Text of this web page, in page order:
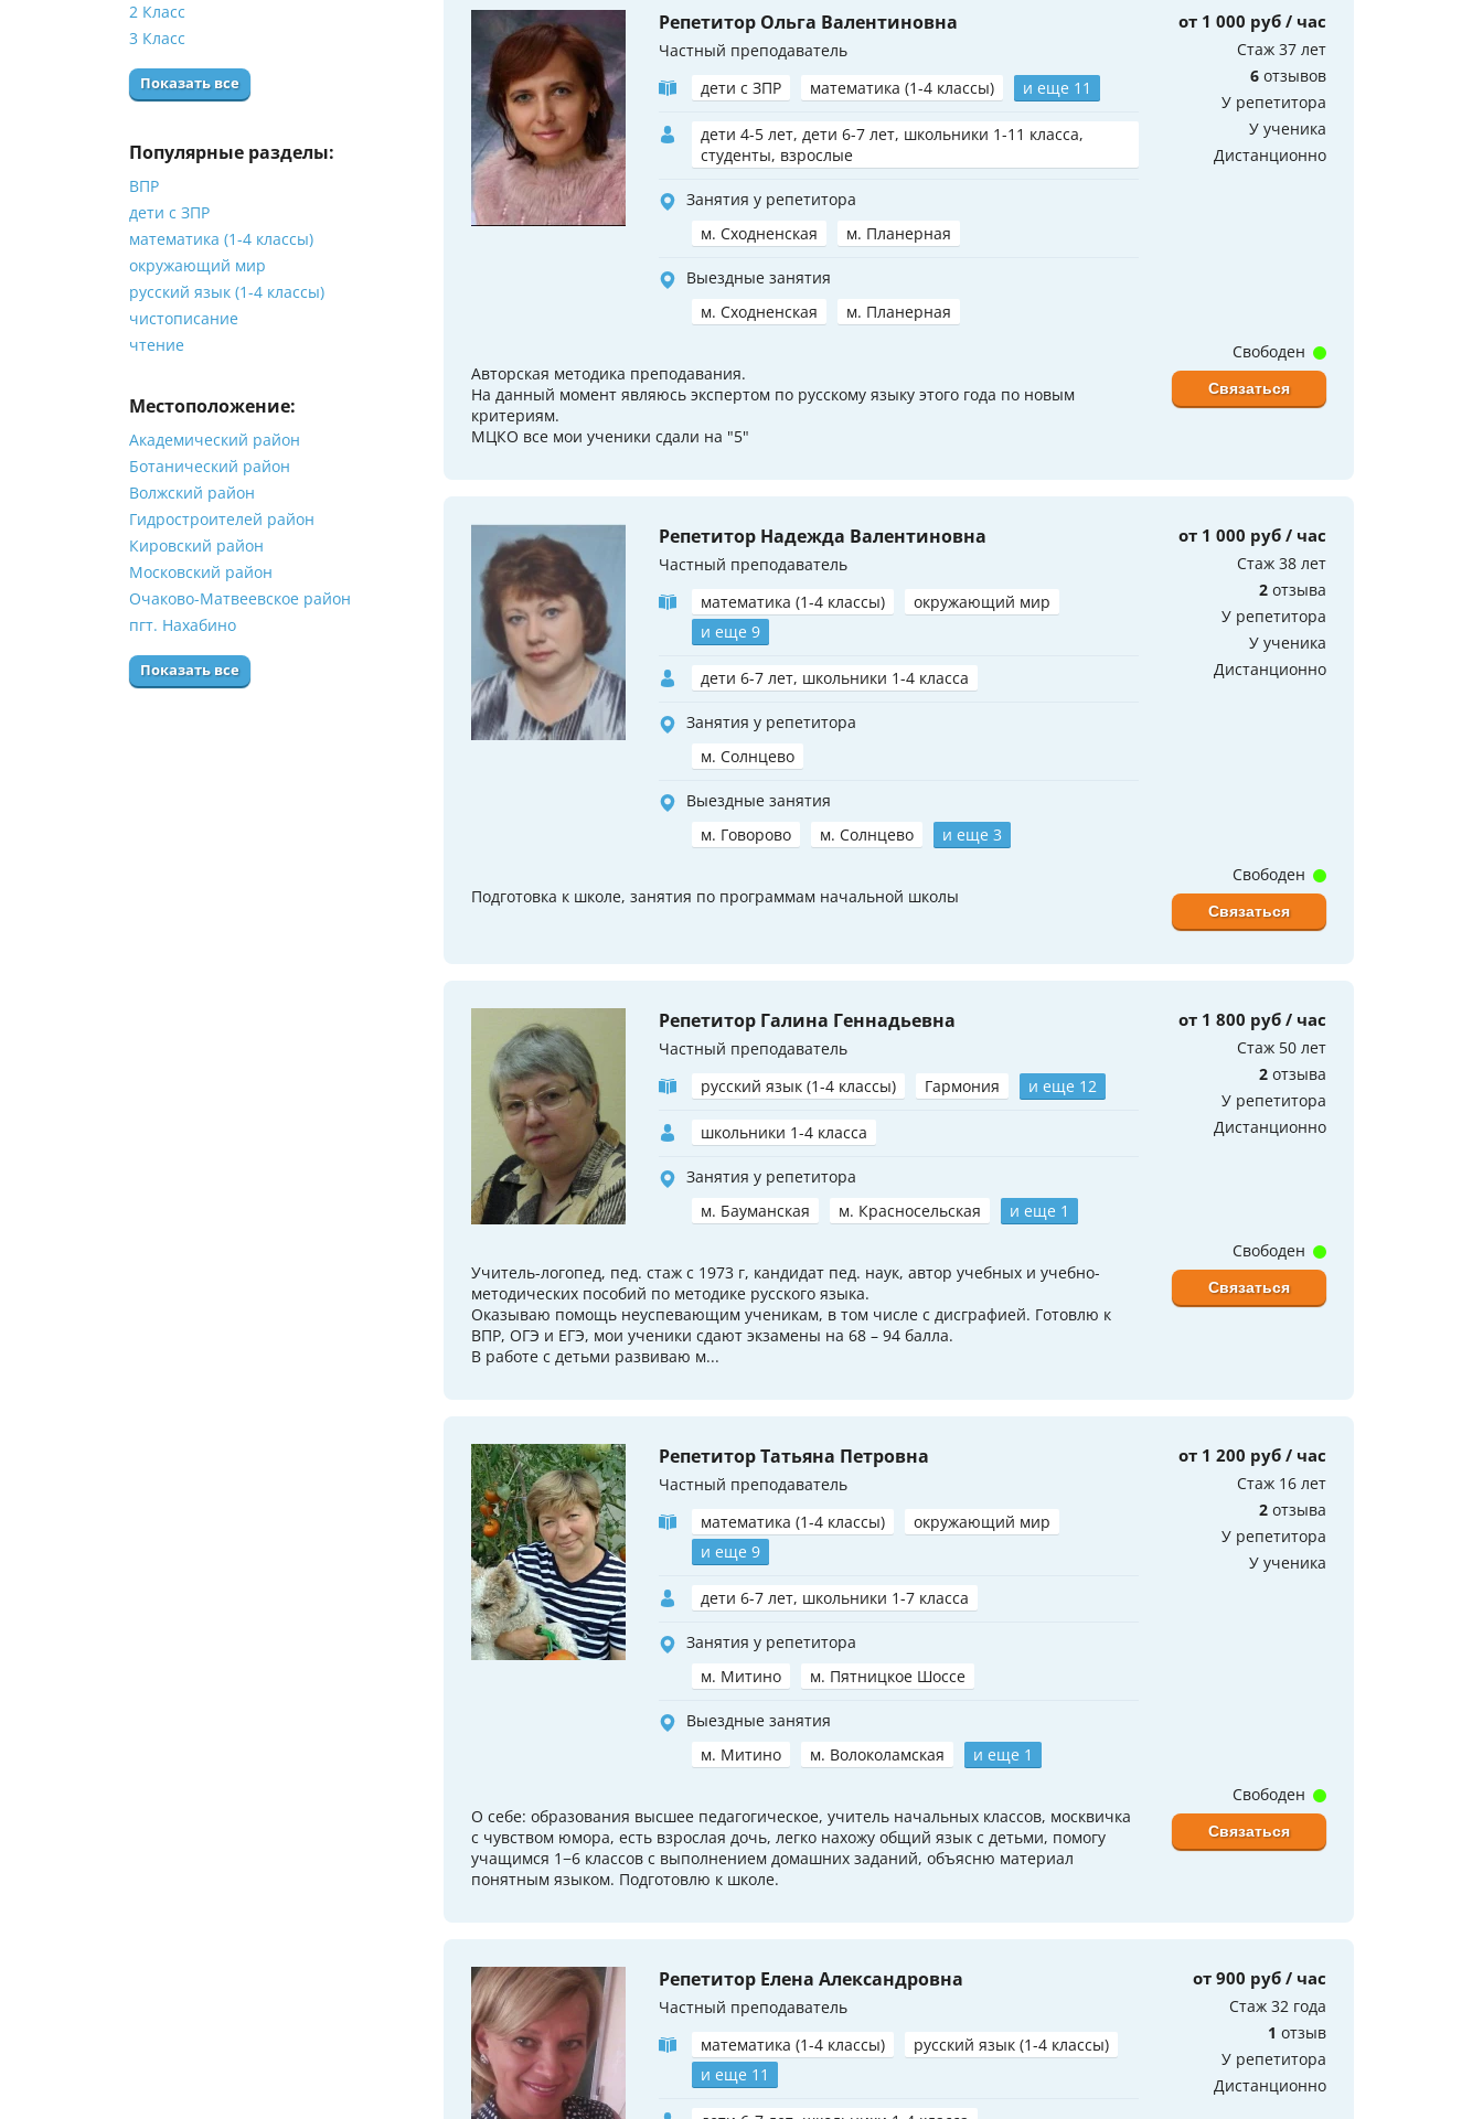
2 Класс
3 Класс
Показать все
Популярные разделы:
ВПР
дети с ЗПР
математика (1-4 классы)
окружающий мир
русский язык (1-4 классы)
чистописание
чтение
Местоположение:
Академический район
Ботанический район
Волжский район
Гидростроителей район
Кировский район
Московский район
Очаково-Матвеевское район
пгт. Нахабино
Показать все
Репетитор Ольга Валентиновна
Частный преподаватель
дети с ЗПР
математика (1-4 классы) и еще 11
дети 4-5 лет, дети 6-7 лет, школьники 1-11 класса,
студенты, взрослые
Занятия у репетитора
м. Сходненская
м. Планерная
Выездные занятия
м. Сходненская
м. Планерная
от 1 000 руб / час
Стаж 37 лет
6 отзывов
У репетитора
У ученика
Дистанционно
Авторская методика преподавания.
На данный момент являюсь экспертом по русскому языку этого года по новым
критериям.
МЦКО все мои ученики сдали на "5"
Свободен
Связаться
Репетитор Надежда Валентиновна
Частный преподаватель
математика (1-4 классы)
окружающий мир
и еще 9
дети 6-7 лет, школьники 1-4 класса
Занятия у репетитора
м. Солнцево
Выездные занятия
м. Говорово
м. Солнцево и еще 3
от 1 000 руб / час
Стаж 38 лет
2 отзыва
У репетитора
У ученика
Дистанционно
Подготовка к школе, занятия по программам начальной школы
Свободен
Связаться
Репетитор Галина Геннадьевна
Частный преподаватель
русский язык (1-4 классы)
Гармония и еще 12
школьники 1-4 класса
Занятия у репетитора
м. Бауманская
м. Красносельская и еще 1
от 1 800 руб / час
Стаж 50 лет
2 отзыва
У репетитора
Дистанционно
Учитель-логопед, пед. стаж с 1973 г, кандидат пед. наук, автор учебных и учебно-
методических пособий по методике русского языка.
Оказываю помощь неуспевающим ученикам, в том числе с дисграфией. Готовлю к
ВПР, ОГЭ и ЕГЭ, мои ученики сдают экзамены на 68 – 94 балла.
В работе с детьми развиваю м...
Свободен
Связаться
Репетитор Татьяна Петровна
Частный преподаватель
математика (1-4 классы)
окружающий мир
и еще 9
дети 6-7 лет, школьники 1-7 класса
Занятия у репетитора
м. Митино
м. Пятницкое Шоссе
Выездные занятия
м. Митино
м. Волоколамская и еще 1
от 1 200 руб / час
Стаж 16 лет
2 отзыва
У репетитора
У ученика
О себе: образования высшее педагогическое, учитель начальных классов, москвичка
с чувством юмора, есть взрослая дочь, легко нахожу общий язык с детьми, помогу
учащимся 1−6 классов с выполнением домашних заданий, объясню материал
понятным языком. Подготовлю к школе.
Свободен
Связаться
Репетитор Елена Александровна
Частный преподаватель
математика (1-4 классы)
русский язык (1-4 классы)
и еще 11
от 900 руб / час
Стаж 32 года
1 отзыв
У репетитора
Дистанционно